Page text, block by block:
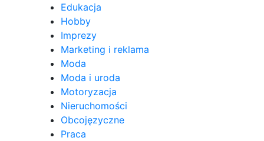
Edukacja
Hobby
Imprezy
Marketing i reklama
Moda
Moda i uroda
Motoryzacja
Nieruchomości
Obcojęzyczne
Praca